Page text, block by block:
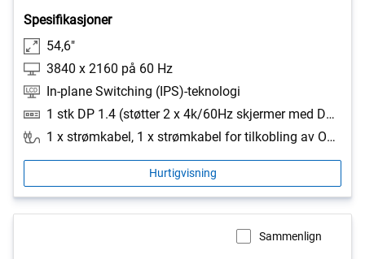
Spesifikasjoner
54,6"
3840 x 2160 på 60 Hz
In-plane Switching (IPS)-teknologi
1 stk DP 1.4 (støtter 2 x 4k/60Hz skjermer med DSC), 1 stk DP ut (støtter MST), 1 stk USB type-C utgående port (alternativ modus med DisplayPort 1.4, strømforsyning PD opptil 90 W), 1 stk USB Type-C 3.2, 1. generasjons (5 Gbit/s) inngående port (15 W), 2 stk HDMI 2.0, 2 stk USB-A 3.2, 1. generasjons (5 Gbit/s) inngående port, 1 stk USB-B 3.2, 1. generasjons (5 Gbit/s) utgående port, 1 stk analog 2.0-lydutgang (3, 5 mm kontakt), 1 stk RJ45, 1 stk RS232
1 x strømkabel, 1 x strømkabel for tilkobling av OptiPlex-systemet til skjermen, 1 x DisplayPort-til-DisplayPort-kabel, 3, 0 m, 1 x HDMI-til-HDMI-kabel, 3, 0 m, 1 x USB-C Gen1 (C til C)-kabel, 1, 8 M, 1 x USB 3.2 Gen1 Type A-to-B (oppstrøms) kabel, 1, 8 m
Hurtigvisning
Sammenlign